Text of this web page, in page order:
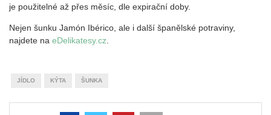
je použitelné až přes měsíc, dle expirační doby.
Nejen šunku Jamón Ibérico, ale i další španělské potraviny,
najdete na eDelikatesy.cz
JÍDLO KÝTA ŠUNKA